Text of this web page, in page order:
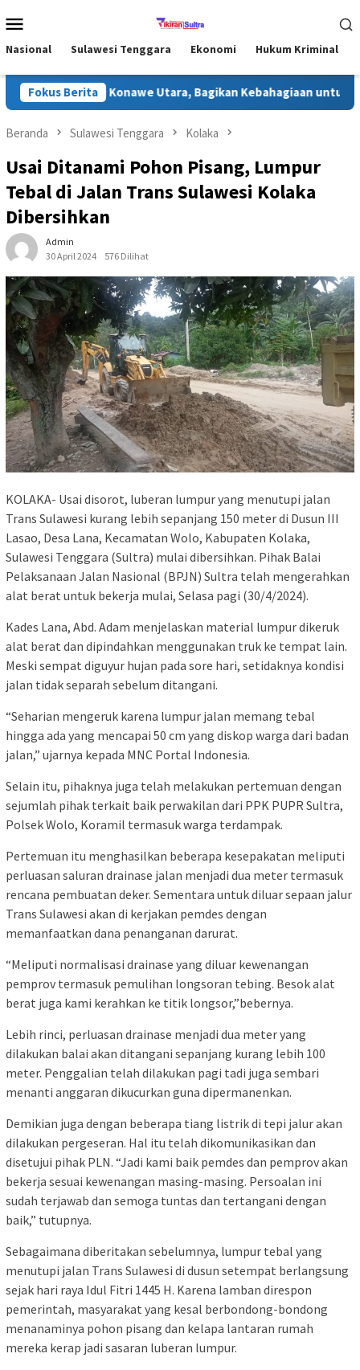
ke
Mobile
Nasional Sulawesi Tenggara Ekonomi Hukum Kriminal
Fokus Beritadi Konawe Utara, Bagikan Kebahagiaan untuk
Beranda Sulawesi Tenggara Kolaka
Usai Ditanami Pohon Pisang, Lumpur
Tebal di Jalan Trans Sulawesi Kolaka
Dibersihkan
Admin
30 April 2024
576 Dilihat
KOLAKA- Usai disorot, luberan lumpur yang menutupi jalan
Trans Sulawesi kurang lebih sepanjang 150 meter di Dusun III
Lasao, Desa Lana, Kecamatan Wolo, Kabupaten Kolaka,
Sulawesi Tenggara (Sultra) mulai dibersihkan. Pihak Balai
Pelaksanaan Jalan Nasional (BPJN) Sultra telah mengerahkan
alat berat untuk bekerja mulai, Selasa pagi (30/4/2024).
Kades Lana, Abd. Adam menjelaskan material lumpur dikeruk
alat berat dan dipindahkan menggunakan truk ke tempat lain.
Meski sempat diguyur hujan pada sore hari, setidaknya kondisi
jalan tidak separah sebelum ditangani.
“Seharian mengeruk karena lumpur jalan memang tebal
hingga ada yang mencapai 50 cm yang diskop warga dari badan
jalan,” ujarnya kepada MNC Portal Indonesia.
Selain itu, pihaknya juga telah melakukan pertemuan dengan
sejumlah pihak terkait baik perwakilan dari PPK PUPR Sultra,
Polsek Wolo, Koramil termasuk warga terdampak.
Pertemuan itu menghasilkan beberapa kesepakatan meliputi
perluasan saluran drainase jalan menjadi dua meter termasuk
rencana pembuatan deker. Sementara untuk diluar sepaan jalur
Trans Sulawesi akan di kerjakan pemdes dengan
memanfaatkan dana penanganan darurat.
“Meliputi normalisasi drainase yang diluar kewenangan
pemprov termasuk pemulihan longsoran tebing. Besok alat
berat juga kami kerahkan ke titik longsor,”bebernya.
Lebih rinci, perluasan drainase menjadi dua meter yang
dilakukan balai akan ditangani sepanjang kurang lebih 100
meter. Penggalian telah dilakukan pagi tadi juga sembari
menanti anggaran dikucurkan guna dipermanenkan.
Demikian juga dengan beberapa tiang listrik di tepi jalur akan
dilakukan pergeseran. Hal itu telah dikomunikasikan dan
disetujui pihak PLN. “Jadi kami baik pemdes dan pemprov akan
bekerja sesuai kewenangan masing-masing. Persoalan ini
sudah terjawab dan semoga tuntas dan tertangani dengan
baik,” tutupnya.
Sebagaimana diberitakan sebelumnya, lumpur tebal yang
menutupi jalan Trans Sulawesi di dusun setempat berlangsung
sejak hari raya Idul Fitri 1445 H. Karena lamban direspon
pemerintah, masyarakat yang kesal berbondong-bondong
menanaminya pohon pisang dan kelapa lantaran rumah
mereka kerap jadi sasaran luberan lumpur.